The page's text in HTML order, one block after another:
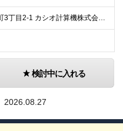
東京都羽村市栄町3丁目2-1 カシオ計算機株式会社 羽村技術センター ※転勤は当面ありません。 ※在宅勤務が大半 ※(変更の範囲)会社の定める勤務地
検討中に入れる
2026.08.27